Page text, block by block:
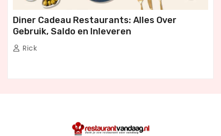
Diner Cadeau Restaurants: Alles Over
Gebruik, Saldo en Inleveren
Rick